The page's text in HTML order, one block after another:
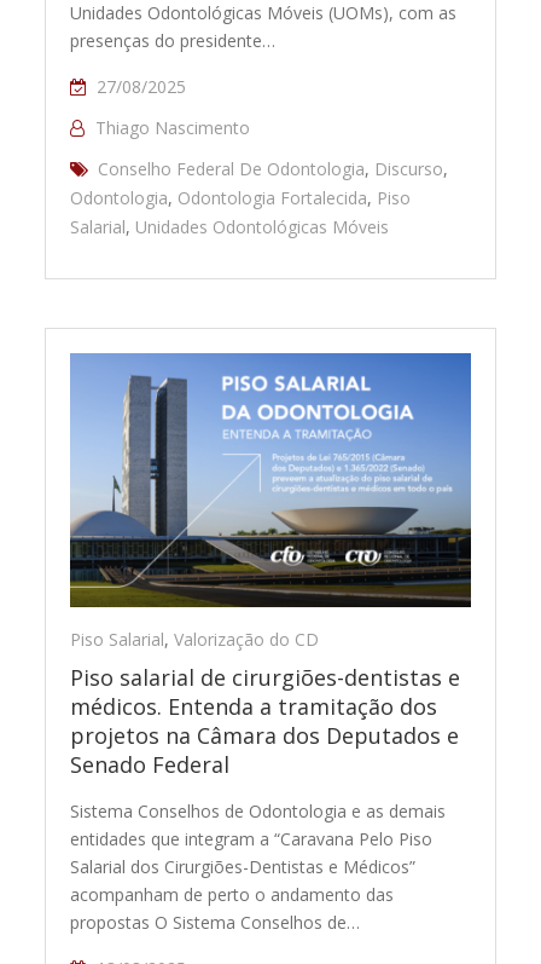
Unidades Odontológicas Móveis (UOMs), com as
presenças do presidente…
27/08/2025
Thiago Nascimento
Conselho Federal De Odontologia, Discurso,
Odontologia, Odontologia Fortalecida, Piso
Salarial, Unidades Odontológicas Móveis
Piso Salarial,Valorização do CD
Piso salarial de cirurgiões-dentistas e
médicos. Entenda a tramitação dos
projetos na Câmara dos Deputados e
Senado Federal
Sistema Conselhos de Odontologia e as demais
entidades que integram a “Caravana Pelo Piso
Salarial dos Cirurgiões-Dentistas e Médicos”
acompanham de perto o andamento das
propostas O Sistema Conselhos de…